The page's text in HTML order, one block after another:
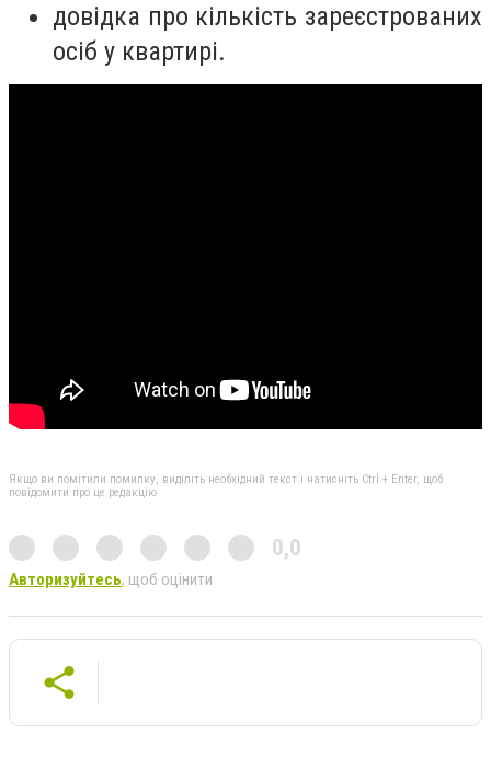
довідка про кількість зареєстрованих
осіб у квартирі.
Якщо ви помітили помилку, виділіть необхідний текст і натисніть Ctrl + Enter, щоб
повідомити про це редакцію
0,0
Авторизуйтесь, щоб оцінити